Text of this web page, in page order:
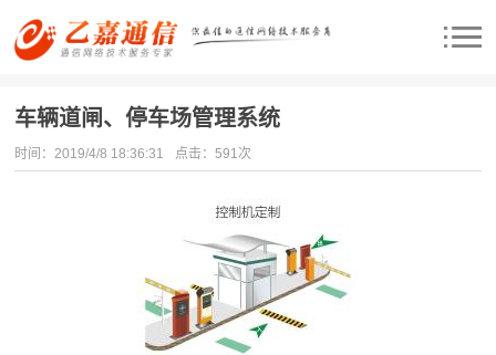
车辆道闸、停车场管理系统
时间：2019/4/8 18:36:31 点击：591次